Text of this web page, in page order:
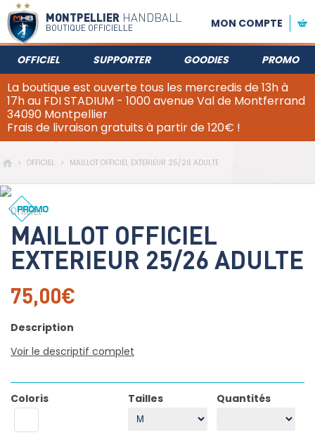
MONTPELLIERHANDBALL
BOUTIQUE OFFICIELLE MON COMPTE
OFFICIEL SUPPORTER GOODIES PROMO
La boutique est ouverte tous les mercredis de 13h à
17h au FDI STADIUM - 1000 avenue Val de Montferrand
34090 Montpellier
Frais de livraison gratuits à partir de 120€ !
> OFFICIEL > MAILLOT OFFICIEL EXTERIEUR 25/26 ADULTE
Officiel
MAILLOT OFFICIEL
EXTERIEUR 25/26 ADULTE
75,00€
Description
Voir le descriptif complet
Coloris Tailles Quantités